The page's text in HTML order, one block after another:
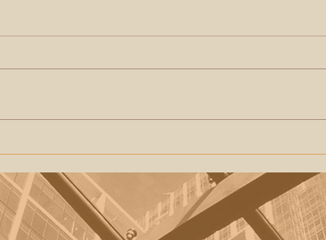
Το Κιού: το νέο βιβλιοπωλείο
για θέατρο και κινηματογράφο